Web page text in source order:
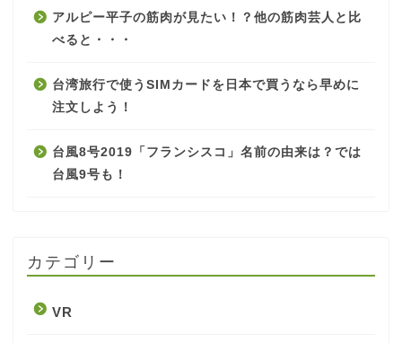
アルピー平子の筋肉が見たい！？他の筋肉芸人と比
べると・・・
台湾旅行で使うSIMカードを日本で買うなら早めに
注文しよう！
台風8号2019「フランシスコ」名前の由来は？では
台風9号も！
カテゴリー
VR